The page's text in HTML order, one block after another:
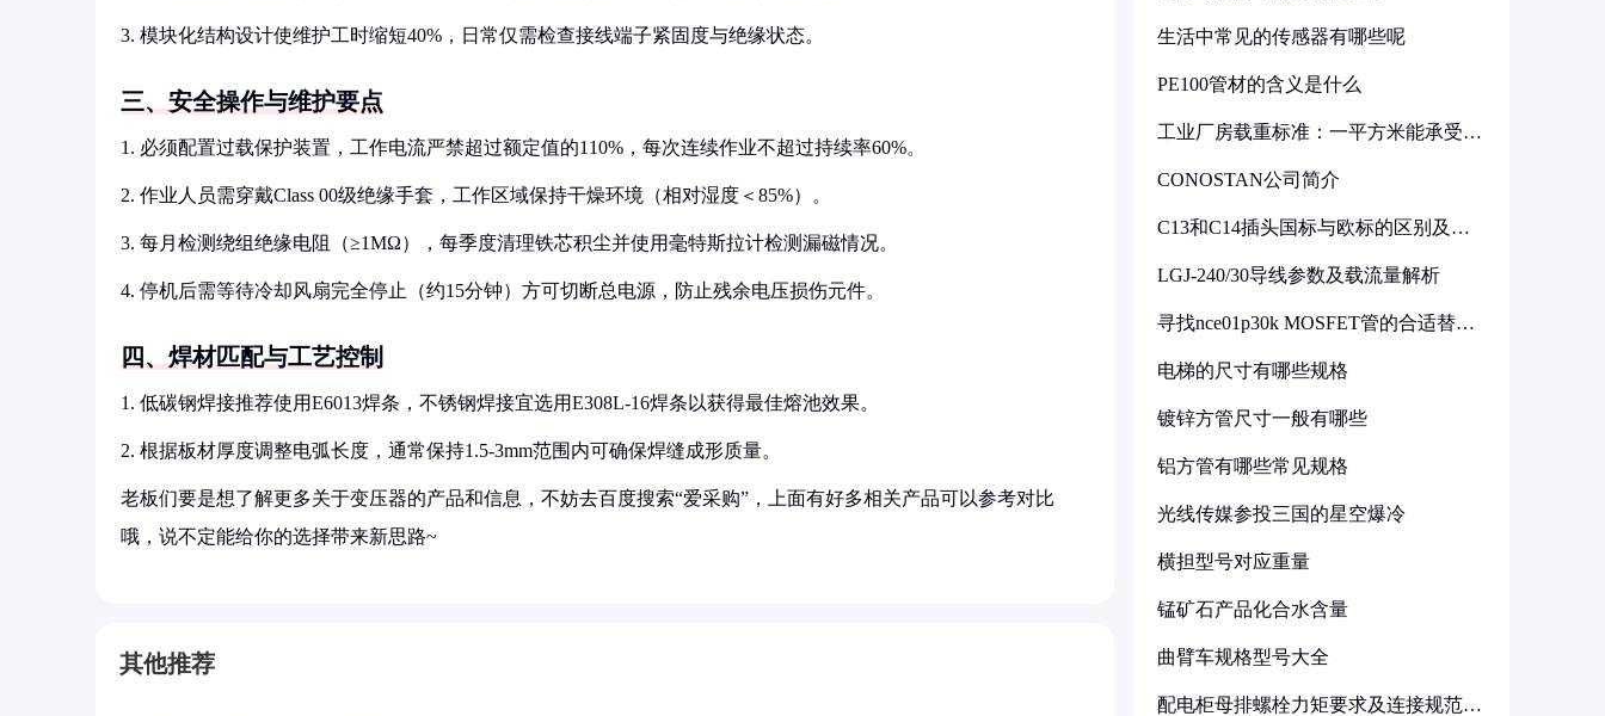
3. 模块化结构设计使维护工时缩短40%，日常仅需检查接线端子紧固度与绝缘状态。
三、安全操作与维护要点
1. 必须配置过载保护装置，工作电流严禁超过额定值的110%，每次连续作业不超过持续率60%。
2. 作业人员需穿戴Class 00级绝缘手套，工作区域保持干燥环境（相对湿度＜85%）。
3. 每月检测绕组绝缘电阻（≥1MΩ），每季度清理铁芯积尘并使用毫特斯拉计检测漏磁情况。
4. 停机后需等待冷却风扇完全停止（约15分钟）方可切断总电源，防止残余电压损伤元件。
四、焊材匹配与工艺控制
1. 低碳钢焊接推荐使用E6013焊条，不锈钢焊接宜选用E308L-16焊条以获得最佳熔池效果。
2. 根据板材厚度调整电弧长度，通常保持1.5-3mm范围内可确保焊缝成形质量。
老板们要是想了解更多关于变压器的产品和信息，不妨去百度搜索“爱采购”，上面有好多相关产品可以参考对比
哦，说不定能给你的选择带来新思路~
其他推荐
生活中常见的传感器有哪些呢
PE100管材的含义是什么
工业厂房载重标准：一平方米能承受多
CONOSTAN公司简介
C13和C14插头国标与欧标的区别及其
LGJ-240/30导线参数及载流量解析
寻找nce01p30k MOSFET管的合适替代
电梯的尺寸有哪些规格
镀锌方管尺寸一般有哪些
铝方管有哪些常见规格
光线传媒参投三国的星空爆冷
横担型号对应重量
锰矿石产品化合水含量
曲臂车规格型号大全
配电柜母排螺栓力矩要求及连接规范详